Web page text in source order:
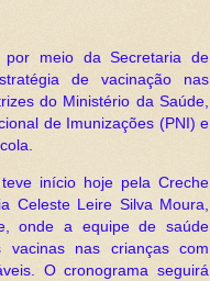
por meio da Secretaria de
de vacinação nas
do Ministério da Saúde,
de Imunizações (PNI) e
início hoje pela Creche
Celeste Leire Silva Moura,
onde a equipe de saúde
vacinas nas crianças com
O cronograma seguirá